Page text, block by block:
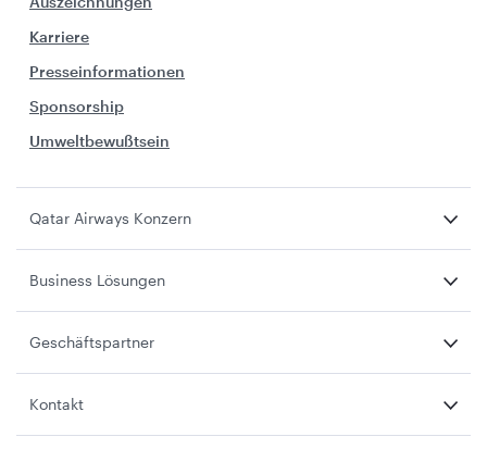
Karriere
Presseinformationen
Sponsorship
Umweltbewußtsein
Qatar Airways Konzern
Business Lösungen
Geschäftspartner
Kontakt